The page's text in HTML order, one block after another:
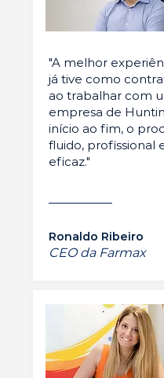
"A melhor
já tive como
ao trabalhar com
empresa de
início ao fim, o
fluido, profissional
eficaz."
Ronaldo Ribeiro
CEO da Farmax